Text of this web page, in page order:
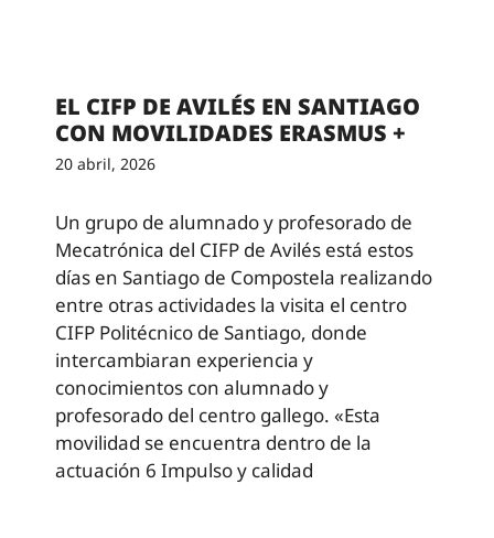
EL CIFP DE AVILÉS EN SANTIAGO
CON MOVILIDADES ERASMUS +
20 abril, 2026
Un grupo de alumnado y profesorado de
Mecatrónica del CIFP de Avilés está estos
días en Santiago de Compostela realizando
entre otras actividades la visita el centro
CIFP Politécnico de Santiago, donde
intercambiaran experiencia y
conocimientos con alumnado y
profesorado del centro gallego. «Esta
movilidad se encuentra dentro de la
actuación 6 Impulso y calidad